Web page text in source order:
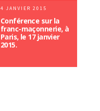
4 JANVIER 2015
Conférence sur la
franc-maçonnerie, à
Paris, le 17 janvier
2015.